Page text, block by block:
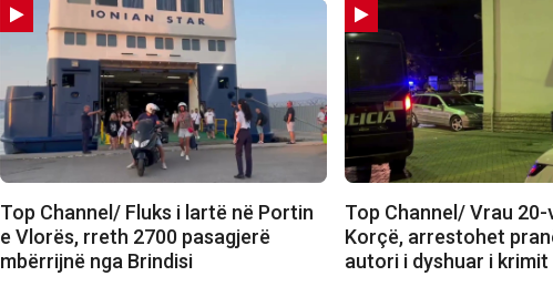
Top Channel/ Fluks i lartë në Portin
e Vlorës, rreth 2700 pasagjerë
mbërrijnë nga Brindisi
Top Channel/ Vrau
Korçë, arrestohet
autori i dyshuar i krimit